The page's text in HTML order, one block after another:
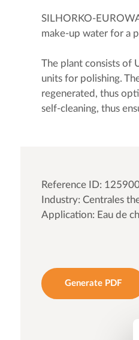
SILHORKO-
make-up water for a
The plant consists of
units for polishing.
regenerated, thus
self-cleaning, thus
Reference ID:
Industry: Centrales
Application: Eau de
Generate PDF